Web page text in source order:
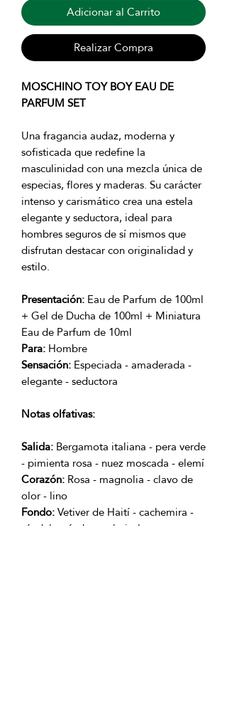
Adicionar al Carrito
Realizar Compra
MOSCHINO TOY BOY EAU DE
PARFUM SET
Una fragancia audaz, moderna y
sofisticada que redefine la
masculinidad con una mezcla única de
especias, flores y maderas. Su carácter
intenso y carismático crea una estela
elegante y seductora, ideal para
hombres seguros de sí mismos que
disfrutan destacar con originalidad y
estilo.
Presentación:Eau de Parfum de 100ml
+ Gel de Ducha de 100ml + Miniatura
Eau de Parfum de 10ml
Para:Hombre
Sensación:Especiada - amaderada -
elegante - seductora
Notas olfativas:
Salida:Bergamota italiana - pera verde
- pimienta rosa - nuez moscada - elemí
Corazón:Rosa - magnolia - clavo de
olor - lino
Fondo:Vetiver de Haití - cachemira -
sándalo - ámbar - almizcle